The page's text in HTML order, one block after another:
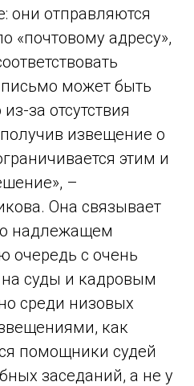
они отправляются
«почтовому адресу»,
может быть
за отсутствия
извещение о
этим и
–
Она связывает
надлежащем
очередь с очень
суды и кадровым
среди низовых
как
помощники судей
заседаний, а не у